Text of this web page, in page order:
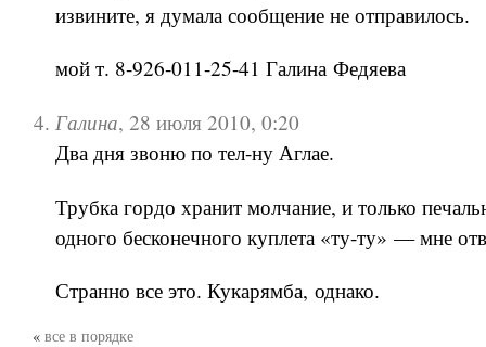
извините, я думала сообщение не отправилось.
мой т. 8-926-011-25-41 Галина Федяева
Галина,28 июля 2010, 0:20
Два дня звоню по тел-ну Аглае.
Трубка гордо хранит молчание, и только
одного бесконечного куплета «ту-ту» — мне
Странно все это. Кукарямба, однако.
« все в порядке